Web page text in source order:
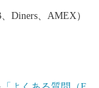
Diners、AMEX）